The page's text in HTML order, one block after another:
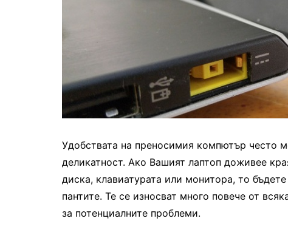
Удобствата на преносимия компютър често
деликатност. Ако Вашият лаптоп доживее
диска, клавиатурата или монитора, то
пантите. Те се износват много повече от
за потенциалните проблеми.